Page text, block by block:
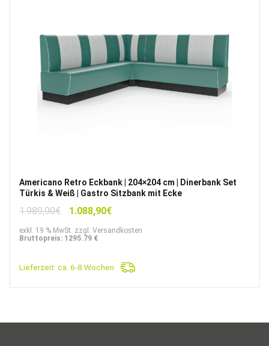
Americano Retro Eckbank | 204×204 cm | Dinerbank Set
Türkis & Weiß | Gastro Sitzbank mit Ecke
1.989,90€
Ursprünglicher
war:
1.088,90€Aktueller
ist:
exkl. 19 % MwSt. zzgl. Versandkosten
Bruttopreis: 1295.79 €
Lieferzeit: ca. 6-8 Wochen